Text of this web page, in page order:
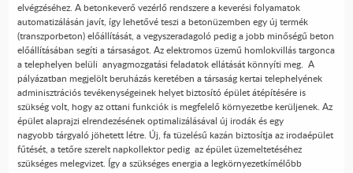
elvégzéséhez. A betonkeverő vezérlő rendszere a keverési folyamatok
automatizálásán javít, így lehetővé teszi a betonüzemben egy új termék
(transzporbeton) előállítását, a vegyszeradagoló pedig a jobb minőségű beton
előállításában segíti a társaságot. Az elektromos üzemű homlokvillás targonca
a telephelyen belüli anyagmozgatási feladatok ellátását könnyíti meg. A
pályázatban megjelölt beruházás keretében a társaság kertai telephelyének
adminisztrációs tevékenységeinek helyet biztosító épület átépítésére is
szükség volt, hogy az ottani funkciók is megfelelő környezetbe kerüljenek. Az
épület alaprajzi elrendezésének optimalizálásával új irodák és egy
nagyobb tárgyaló jöhetett létre. Új, fa tüzelésű kazán biztosítja az irodaépület
fűtését, a tetőre szerelt napkollektor pedig az épület üzemeltetéséhez
szükséges melegvizet. Így a szükséges energia a legkörnyezetkímélőbb